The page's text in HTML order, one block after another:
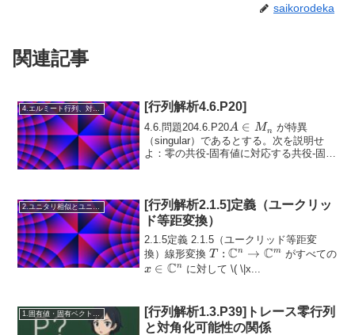
saikorodeka
関連記事
4.エルミート行列、対称行列、合同行列 [行列解析4.6.P20]
4.6.問題204.6.P20A
\in
M_n
A ∈ Mn が特異
（singular）であるとする。次を説明せ
よ：零の共役-固有値に対応する共役-固有
2.ユニタリ相似とユニタリ同値
[行列解析2.1.5]定義（ユークリッ
ド等距変換）
2.1.5定義 2.1.5（ユークリッド等距変
換）線形変換T :
\mathbb{C}^n
T : Cn → Cm がすべての
x \in
x ∈ Cn に対して \( \|x...
1.固有値・固有ベクトル・相似
[行列解析1.3.P39]トレース零行列
と対角化可能性の関係